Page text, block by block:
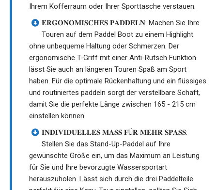
Ihrem Kofferraum oder Ihrer Sporttasche verstauen.
𝐄𝐑𝐆𝐎𝐍𝐎𝐌𝐈𝐒𝐂𝐇𝐄𝐒 𝐏𝐀𝐃𝐃𝐄𝐋𝐍: Machen Sie Ihre
Touren auf dem Paddel Boot zu einem Highlight
ohne unbequeme Haltung oder Schmerzen. Der
ergonomische T-Griff mit einer Anti-Rutsch Funktion
lässt Sie auch an längeren Touren Spaß am Sport
haben. Für die optimale Rückenhaltung und ein flüssiges
und routiniertes paddeln sorgt der verstellbare Schaft,
damit Sie die perfekte Länge zwischen 165 - 215 cm
einstellen können.
𝐈𝐍𝐃𝐈𝐕𝐈𝐃𝐔𝐄𝐋𝐋𝐄𝐒 𝐌𝐀𝐒𝐒 𝐅Ü𝐑 𝐌𝐄𝐇𝐑 𝐒𝐏𝐀𝐒𝐒:
Stellen Sie das Stand-Up-Paddel auf Ihre
gewünschte Größe ein, um das Maximum an Leistung
für Sie und Ihre bevorzugte Wassersportart
herauszuholen. Lässt sich durch die drei Paddelteile